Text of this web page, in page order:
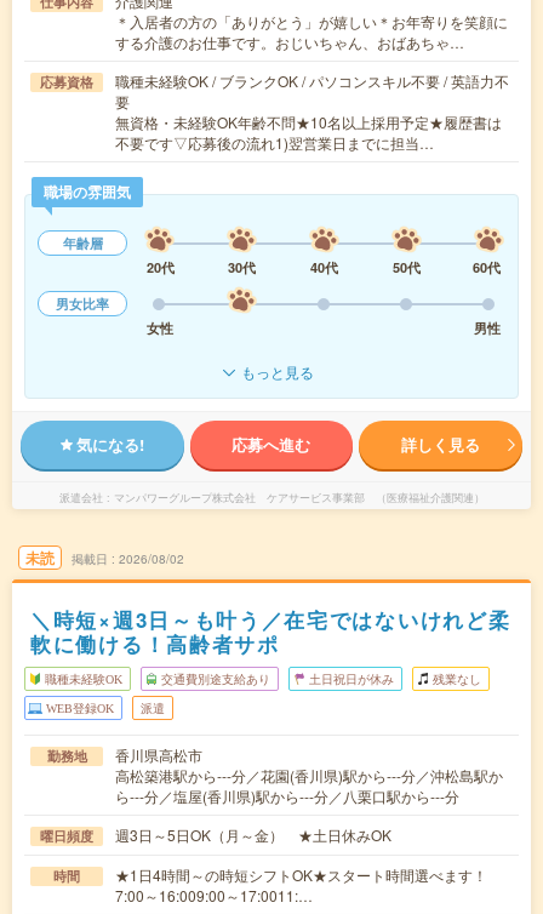
＊入居者の方の「ありがとう」が嬉しい＊お年寄りを笑顔に
する介護のお仕事です。おじいちゃん、おばあちゃ…
応募資格
職種未経験OK / ブランクOK / パソコンスキル不要 / 英語力不
要
無資格・未経験OK年齢不問★10名以上採用予定★履歴書は
不要です▽応募後の流れ1)翌営業日までに担当…
職場の雰囲気
年齢層
20代
30代 40代 50代
60代
男女比率
女性
男性
もっと見る
気になる! 応募へ進む 詳しく見る
派遣会社 マンパワーグループ株式会社 ケアサービス事業部 （医療福祉介護関連）
未読 掲載日 2026/08/02
＼時短×週3日～も叶う／在宅ではないけれど柔
軟に働ける！高齢者サポ
職種未経験OK 交通費別途支給あり 土日祝日が休み 残業なし
WEB登録OK 派遣
勤務地
香川県高松市
高松築港駅から---分／花園(香川県)駅から---分／沖松島駅か
ら---分／塩屋(香川県)駅から---分／八栗口駅から---分
曜日頻度 週3日～5日OK（月～金） ★土日休みOK
時間
★1日4時間～の時短シフトOK★スタート時間選べます！
7:00～16:009:00～17:0011:…